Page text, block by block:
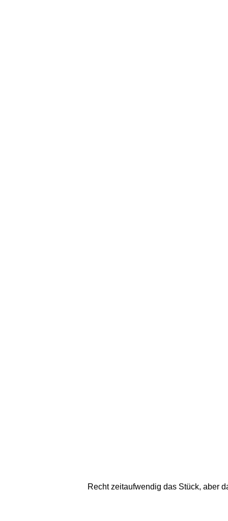
Recht zeitaufwendig das Stück, aber